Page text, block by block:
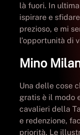
là fuori. In
ispirare e
prezioso, e mi
l’opportunità di
Mino
Una delle cose
gratis è il modo
cavalieri della
e redenzione,
priorità. Le